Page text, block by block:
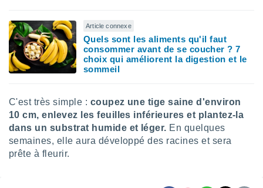
Article connexe
Quels sont les aliments qu'il faut
consommer avant de se coucher ? 7
choix qui améliorent la digestion et le
sommeil
C'est très simple : coupez une tige saine d'environ
10 cm, enlevez les feuilles inférieures et plantez-la
dans un substrat humide et léger. En quelques
semaines, elle aura développé des racines et sera
prête à fleurir.